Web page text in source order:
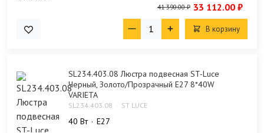
41 390.00 ₽ 33 112.00 ₽
В корзину
SL234.403.08 Люстра подвесная ST-Luce
Черный, Золото/Прозрачный E27 8*40W
VARIETA
SL234.403.08 ST LUCE
40 Bт E27